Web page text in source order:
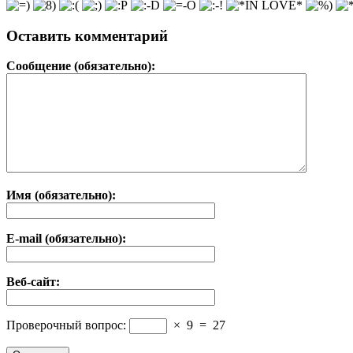
Оставить комментарий
Сообщение (обязательно):
Имя (обязательно):
E-mail (обязательно):
Веб-сайт:
Проверочный вопрос: × 9 = 27